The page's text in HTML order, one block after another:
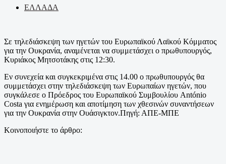
ΕΛΛΑΔΑ
Σε τηλεδιάσκεψη των ηγετών του Ευρωπαϊκού Λαϊκού Κόμματος
για την Ουκρανία, αναμένεται να συμμετάσχει ο πρωθυπουργός,
Κυριάκος Μητσοτάκης στις 12:30.
Εν συνεχεία και συγκεκριμένα στις 14.00 ο πρωθυπουργός θα
συμμετάσχει στην τηλεδιάσκεψη των Ευρωπαίων ηγετών, που
συγκάλεσε ο Πρόεδρος του Ευρωπαϊκού Συμβουλίου António
Costa για ενημέρωση και αποτίμηση των χθεσινών συναντήσεων
για την Ουκρανία στην Ουάσιγκτον.Πηγή: ΑΠΕ-ΜΠΕ
Κοινοποιήστε το άρθρο: